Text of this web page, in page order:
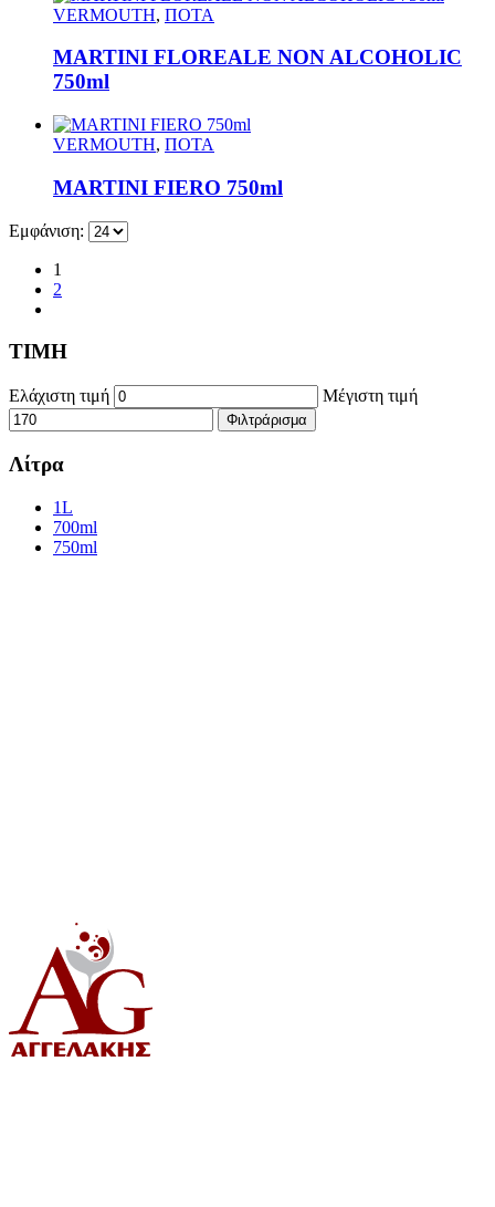
VERMOUTH, ΠΟΤΑ
MARTINI FLOREALE NON ALCOHOLIC
750ml
VERMOUTH, ΠΟΤΑ
MARTINI FIERO 750ml
Εμφάνιση:
1
2
ΤΙΜΗ
Ελάχιστη τιμή Μέγιστη τιμή
Φιλτράρισμα
Λίτρα
1L
700ml
750ml